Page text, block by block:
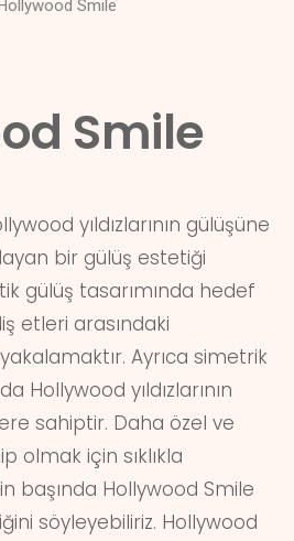
Smile
yıldızlarının gülüşüne
bir gülüş estetiği
gülüş tasarımında hedef
etleri arasındaki
Ayrıca simetrik
Hollywood yıldızlarının
sahiptir. Daha özel ve
olmak için sıklıkla
başında Hollywood Smile
söyleyebiliriz. Hollywood